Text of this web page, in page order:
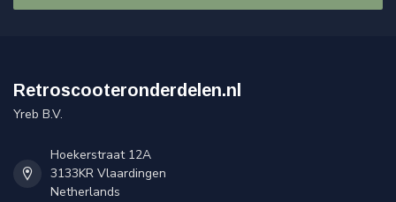
Retroscooteronderdelen.nl
Yreb B.V.
Hoekerstraat 12A
3133KR Vlaardingen
Netherlands